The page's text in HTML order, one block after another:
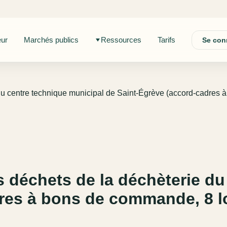
Marchés publics Ressources Tarifs Se
centre technique municipal de Saint-Égrève (accord-cadres
déchets de la déchèterie
à bons de commande, 8